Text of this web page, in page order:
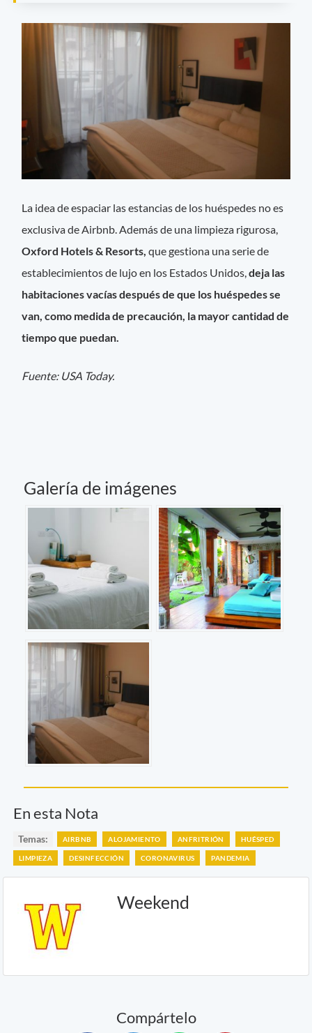
La idea de espaciar las estancias de los huéspedes no es
exclusiva de Airbnb. Además de una limpieza rigurosa,
Oxford Hotels & Resorts,que gestiona una serie de
establecimientos de lujo en los Estados Unidos,deja las
habitaciones vacías después de que los huéspedes se
van, como medida de precaución, la mayor cantidad de
tiempo que puedan.
Fuente: USA Today.
Galería de imágenes
En esta Nota
Temas: AIRBNB ALOJAMIENTO ANFRITRIÓN HUÉSPED
LIMPIEZA DESINFECCIÓN CORONAVIRUS PANDEMIA
Weekend
Compártelo